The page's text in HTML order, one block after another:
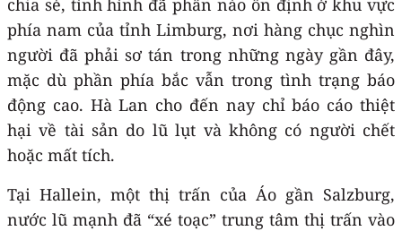
phía nam của tỉnh Limburg, nơi hàng chục nghìn
người đã phải sơ tán trong những ngày gần đây,
mặc dù phần phía bắc vẫn trong tình trạng báo
động cao. Hà Lan cho đến nay chỉ báo cáo thiệt
hại về tài sản do lũ lụt và không có người chết
hoặc mất tích.
Tại Hallein, một thị trấn của Áo gần Salzburg,
nước lũ mạnh đã “xé toạc” trung tâm thị trấn vào